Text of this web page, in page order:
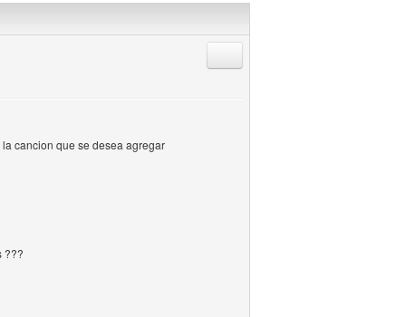
cancion que se desea agregar
???